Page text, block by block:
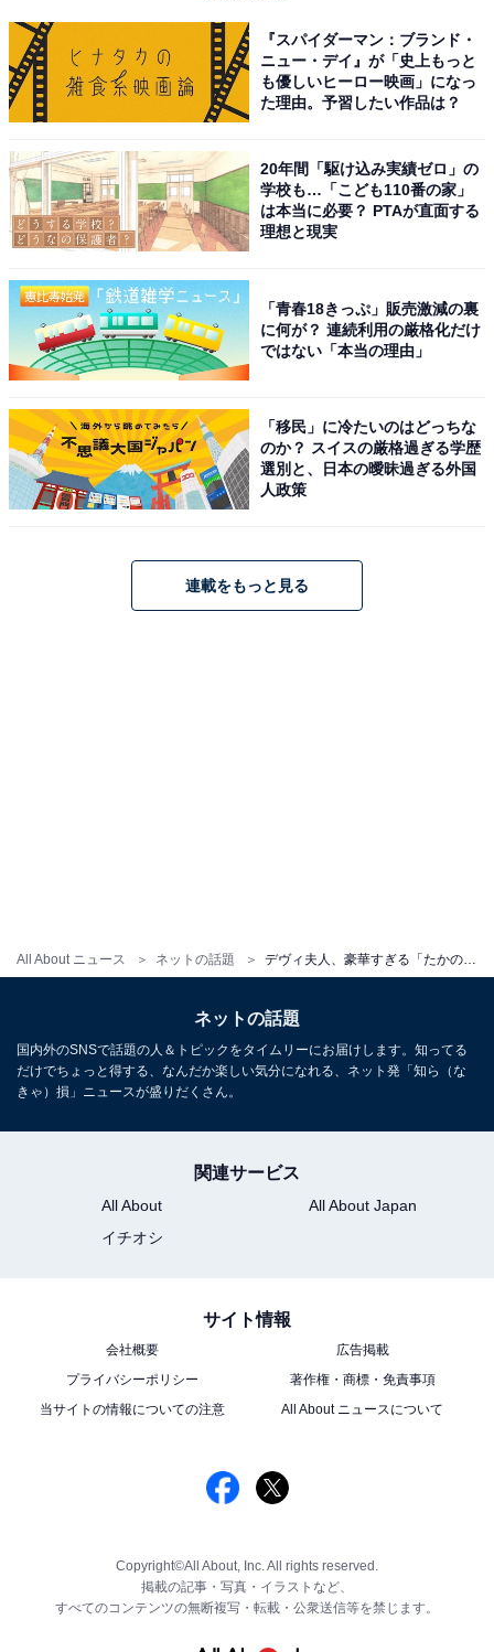
All About ニュース ネットの話題
『スパイダーマン：ブランド・
ニュー・デイ』が「史上もっと
も優しいヒーロー映画」になっ
た理由。予習したい作品は？
20年間「駆け込み実績ゼロ」の
学校も…「こども110番の家」
は本当に必要？ PTAが直面する
理想と現実
「青春18きっぷ」販売激減の裏
に何が？ 連続利用の厳格化だけ
ではない「本当の理由」
「移民」に冷たいのはどっちな
のか？ スイスの厳格過ぎる学歴
選別と、日本の曖昧過ぎる外国
人政策
連載をもっと見る
ネットの話題
国内外のSNSで話題の人＆トピックをタイムリーにお届けします。知ってる
だけでちょっと得する、なんだか楽しい気分になれる、ネット発「知ら（な
きゃ）損」ニュースが盛りだくさん。
関連サービス
All About
All About Japan
イチオシ
サイト情報
会社概要
広告掲載
プライバシーポリシー
著作権・商標・免責事項
当サイトの情報についての注意
All About ニュースについて
Copyright©All About, Inc. All rights reserved.
掲載の記事・写真・イラストなど、
すべてのコンテンツの無断複写・転載・公衆送信等を禁じます。